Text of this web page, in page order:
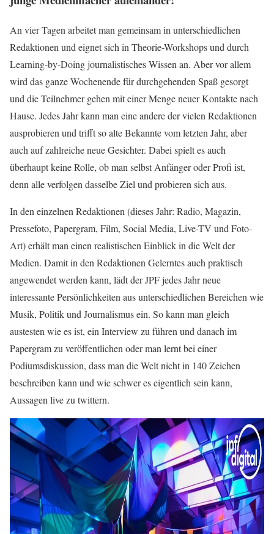
An vier Tagen arbeitet man gemeinsam in unterschiedlichen
Redaktionen und eignet sich in Theorie-Workshops und durch
Learning-by-Doing journalistisches Wissen an. Aber vor allem
wird das ganze Wochenende für durchgehenden Spaß gesorgt
und die Teilnehmer gehen mit einer Menge neuer Kontakte nach
Hause. Jedes Jahr kann man eine andere der vielen Redaktionen
ausprobieren und trifft so alte Bekannte vom letzten Jahr, aber
auch auf zahlreiche neue Gesichter. Dabei spielt es auch
überhaupt keine Rolle, ob man selbst Anfänger oder Profi ist,
denn alle verfolgen dasselbe Ziel und probieren sich aus.
In den einzelnen Redaktionen (dieses Jahr: Radio, Magazin,
Pressefoto, Papergram, Film, Social Media, Live-TV und Foto-
Art) erhält man einen realistischen Einblick in die Welt der
Medien. Damit in den Redaktionen Gelerntes auch praktisch
angewendet werden kann, lädt der JPF jedes Jahr neue
interessante Persönlichkeiten aus unterschiedlichen Bereichen wie
Musik, Politik und Journalismus ein. So kann man gleich
austesten wie es ist, ein Interview zu führen und danach im
Papergram zu veröffentlichen oder man lernt bei einer
Podiumsdiskussion, dass man die Welt nicht in 140 Zeichen
beschreiben kann und wie schwer es eigentlich sein kann,
Aussagen live zu twittern.